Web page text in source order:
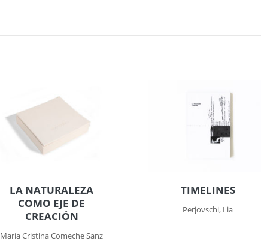
LA NATURALEZA
COMO EJE DE
CREACIÓN
María Cristina Comeche Sanz
TIMELINES
Perjovschi, Lia